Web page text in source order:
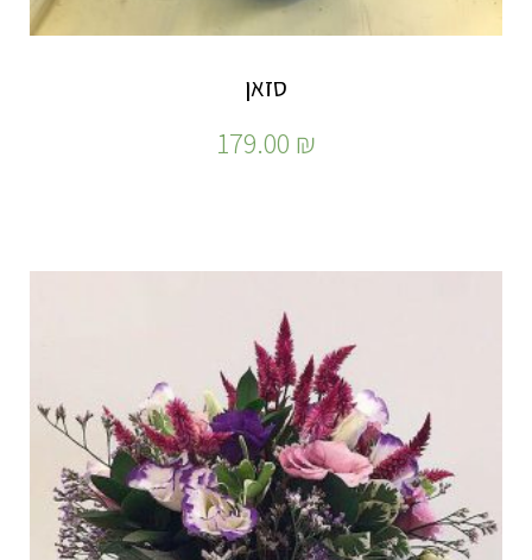
סזאן
179.00 ₪